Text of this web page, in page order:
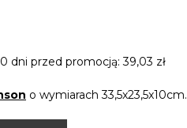
dni przed promocją:39,03 zł
o wymiarach 33,5x23,5x10cm.